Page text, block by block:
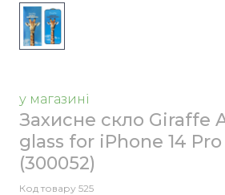
у магазині
Захисне скло Giraffe
glass for iPhone 14
(300052)
Код товару 525